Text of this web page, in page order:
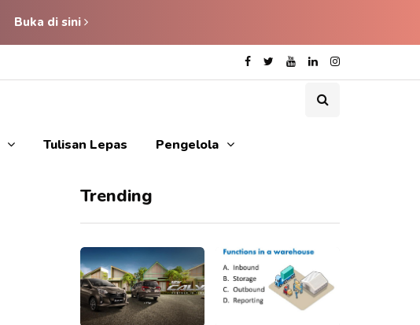
Buka di sini
Tulisan Lepas Pengelola
Trending